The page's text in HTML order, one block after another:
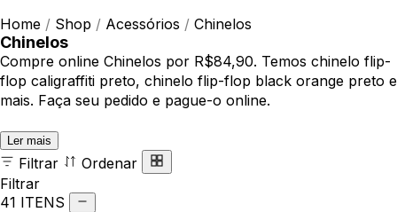
Home / Shop / Acessórios / Chinelos
Chinelos
Compre online Chinelos por R$84,90. Temos chinelo flip-
flop caligraffiti preto, chinelo flip-flop black orange preto e
mais. Faça seu pedido e pague-o online.
Ler mais
Filtrar
Ordenar
Filtrar
41 ITENS